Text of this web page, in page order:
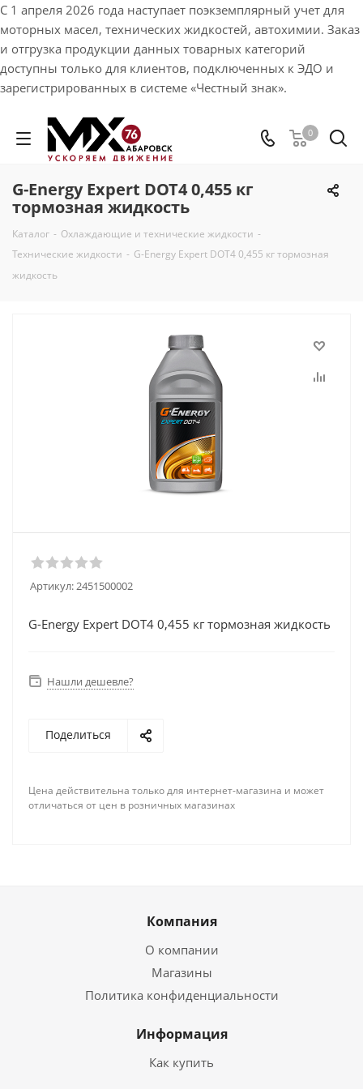
С 1 апреля 2026 года наступает поэкземплярный учет для
моторных масел, технических жидкостей, автохимии. Заказ
и отгрузка продукции данных товарных категорий
доступны только для клиентов, подключенных к ЭДО и
зарегистрированных в системе «Честный знак».
0
G-Energy Expert DOT4 0,455 кг
тормозная жидкость
Каталог - Охлаждающие и технические жидкости -
Технические жидкости - G-Energy Expert DOT4 0,455 кг тормозная
жидкость
Артикул:2451500002
G-Energy Expert DOT4 0,455 кг тормозная жидкость
Нашли дешевле?
Поделиться
Цена действительна только для интернет-магазина и может
отличаться от цен в розничных магазинах
Компания
О компании
Магазины
Политика конфиденциальности
Информация
Как купить